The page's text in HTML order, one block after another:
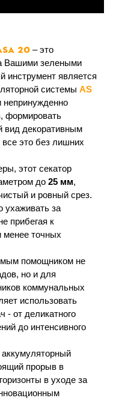
20 – это
Вашими зелеными
инструмент является
системы AS
формировать
вид декоративным
это без лишних
этот секатор
до 25 мм,
и ровный срез.
ухаживать за
прибегая к
менее точных
помощником не
но и для
коммунальных
использовать
- от деликатного
до интенсивного
рный
прорыв в
в уходе за